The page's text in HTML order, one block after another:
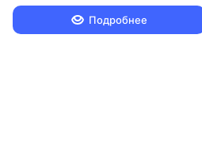
Подробнее